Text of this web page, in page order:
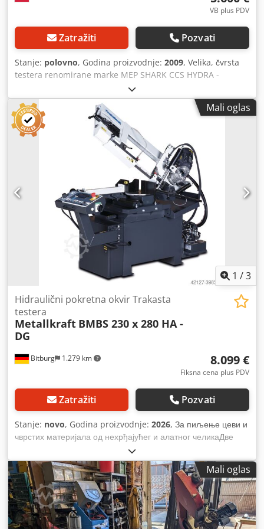
VB plus PDV
Zatražiti Pozvati
Stanje: polovno, Godina proizvodnje: 2009, Velika, čvrsta
testera renomirane marke MEP SHARK CCS HYDRA -
Potpuni poluautomat Dksdoy Ani Ejpfx Ai Ror - Prečnik
sečenja osovine: 300 mm - Dimenzije: 320x260 mm -
Rotacija LEVO/DESNO - Testera traka: 3320x27x09 - Pumpa
za hlađenje - Automatsko stezanje stege - Težina mašine:
700 kg - Originalni roler sto (100 kg) - U kompletu 3 nove
testere trake - Originalna dokumentacija Mašina je
originalna, u veoma dobrom tehničkom stanju, odmah
spremna za rad, može se pogledati u Gloškovu kod
Varšave.
Mali oglas
1 /3
Bitburg 1.279 km
Hidraulični pokretna okvir Trakasta
testera
Metallkraft BMBS 230 x 280 HA -
DG
8.099 €
Fiksna cena plus PDV
Zatražiti Pozvati
Stanje: novo, Godina proizvodnje: 2026, За пиљење цеви и
чврстих материјала од нехрђајућег и алатног челикаДве
брзине траке помоћу мотора с мењањем половицаРустуст
зупчаник са очврснутим и уземљеним осовином. Тачне и
робусне водилице са подесивим карбидним плочама. Дужи
век траке тестере због нагиба шаке од 25 ° примена
расхладне течности на водилице тестереЕлектромеханички
надзор напетости трачне тестере, У случају одступања,
микропрекидач искључује четку за чишћење машинског
Mali oglas